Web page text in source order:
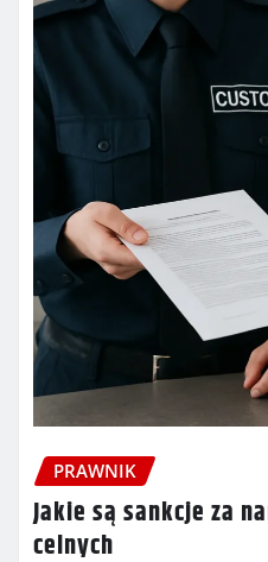
PRAWNIK
Jakie są sankcje za
celnych